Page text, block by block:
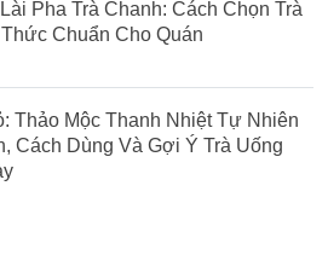
Pha Trà Chanh: Cách Chọn Trà
Chuẩn Cho Quán
Thảo Mộc Thanh Nhiệt Tự Nhiên
Cách Dùng Và Gợi Ý Trà Uống